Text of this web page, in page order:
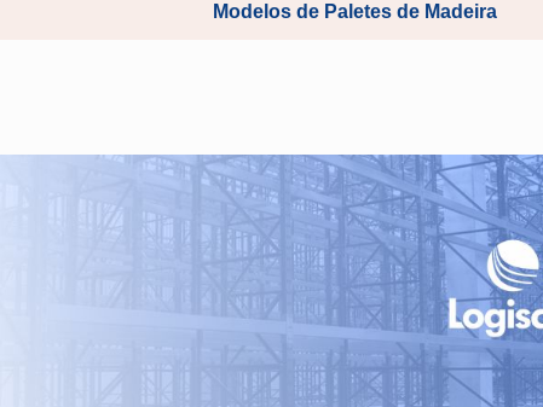
Modelos de Paletes de Madeira